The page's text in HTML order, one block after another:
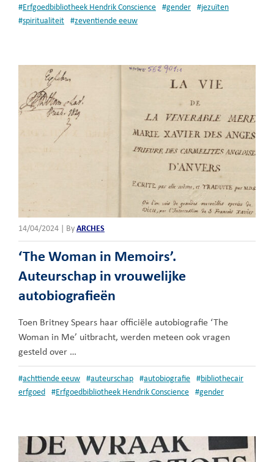
#Erfgoedbibliotheek Hendrik Conscience #gender #jezuïten
#spiritualiteit #zeventiende eeuw
14/04/2024 By ARCHES
‘The Woman in Memoirs’.
Auteurschap in vrouwelijke
autobiografieën
Toen Britney Spears haar officiële autobiografie ‘The
Woman in Me’ uitbracht, werden meteen ook vragen
gesteld over …
#achttiende eeuw #auteurschap #autobiografie #bibliothecair
erfgoed
#Erfgoedbibliotheek Hendrik Conscience #gender